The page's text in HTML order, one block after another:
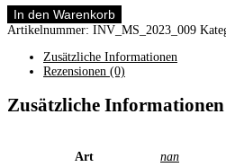
Kloster
Kappel
In den Warenkorb
Artikelnummer: INV_MS_2023_009
Zusätzliche Informationen
Rezensionen (0)
Zusätzliche Informationen
Art nan